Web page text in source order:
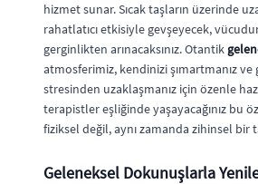
hizmet sunar. Sıcak taşların üzerinde
rahatlatıcı etkisiyle gevşeyecek,
gerginlikten arınacaksınız. Otantik
atmosferimiz, kendinizi şımartmanız ve
stresinden uzaklaşmanız için özenle
terapistler eşliğinde yaşayacağınız bu
fiziksel değil, aynı zamanda zihinsel bir
Geleneksel Dokunuşlarla